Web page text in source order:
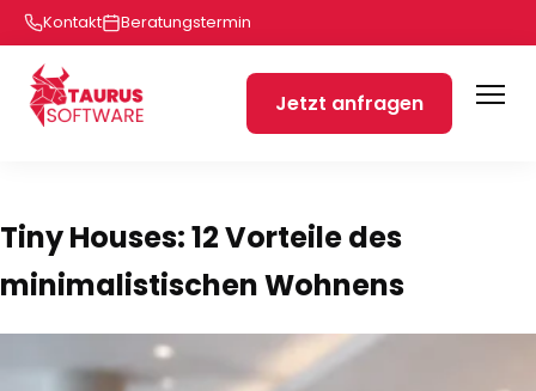
Kontakt Beratungstermin
Jetzt anfragen
Tiny Houses: 12 Vorteile des
minimalistischen Wohnens